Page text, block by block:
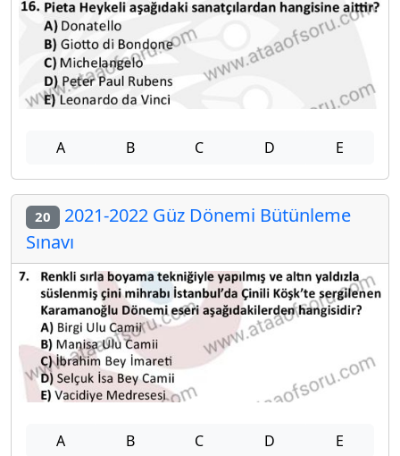
A B C D E
20 2021-2022 Güz Dönemi Bütünleme
Sınavı
A B C D E